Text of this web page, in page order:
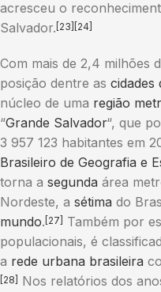
acresceu o
Salvador. [23] [24]
Com mais de 2,4 milhões
posição dentre as cidades
núcleo de uma região
“Grande Salvador“, que
3 957 123 habitantes em
Brasileiro de Geografia e
torna a segunda área
Nordeste, a sétima do
mundo. [27]
Também por
populacionais, é
a rede urbana brasileira
[28]
Nos relatórios dos